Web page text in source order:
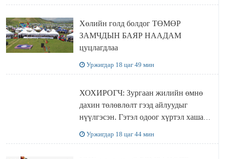
Хөлийн голд болдог ТӨМӨР
ЗАМЧДЫН БАЯР НААДАМ
цуцлагдлаа
Уржигдар 18 цаг 49 мин
ХОХИРОГЧ: Зургаан жилийн өмнө
дахин төлөвлөлт гээд айлуудыг
нүүлгэсэн. Гэтэл одоог хүртэл хашаа
Уржигдар 18 цаг 44 мин